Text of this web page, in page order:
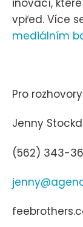
vpřed. Více
mediálním
Pro
Jenny
(562) 343-